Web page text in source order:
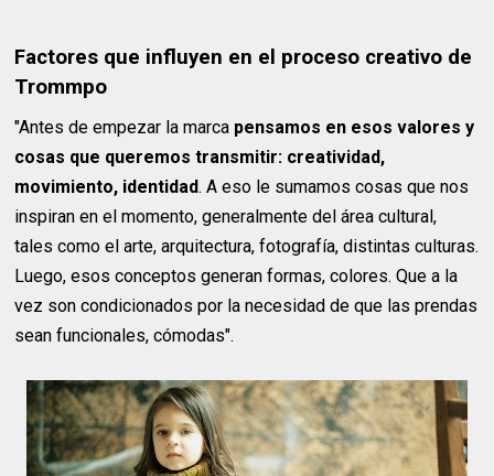
Factores que influyen en el proceso creativo de
Trommpo
"Antes de empezar la marca pensamos en esos valores y
cosas que queremos transmitir: creatividad,
movimiento, identidad. A eso le sumamos cosas que nos
inspiran en el momento, generalmente del área cultural,
tales como el arte, arquitectura, fotografía, distintas culturas.
Luego, esos conceptos generan formas, colores. Que a la
vez son condicionados por la necesidad de que las prendas
sean funcionales, cómodas".